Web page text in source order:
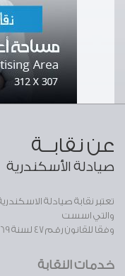
عن نقابــة
صيادلة الأسكندرية
تعتبر نقابة صيادلة
والتي اسست
وفقا للقانون رقم 47 لسنة 1969
خدمات النقابة